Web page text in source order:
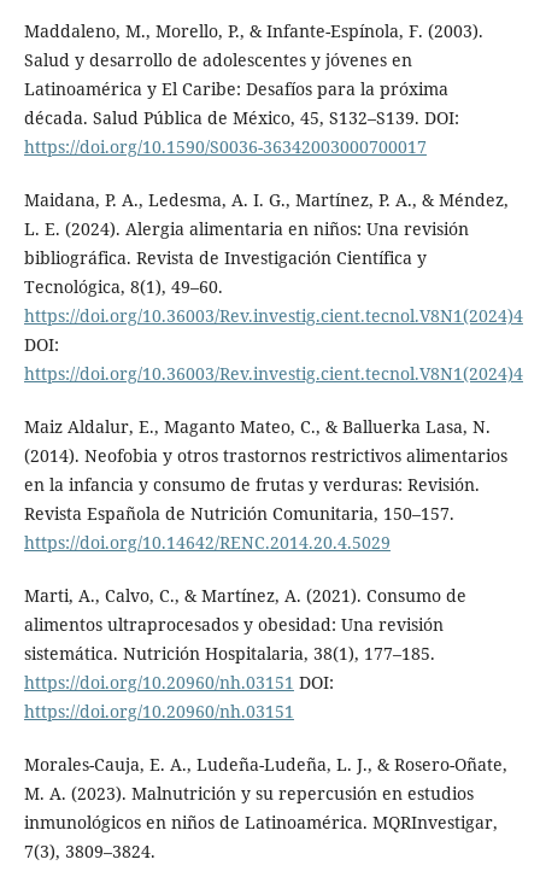
Maddaleno, M., Morello, P., & Infante-Espínola, F. (2003).
Salud y desarrollo de adolescentes y jóvenes en
Latinoamérica y El Caribe: Desafíos para la próxima
década. Salud Pública de México, 45, S132–S139. DOI:
https://doi.org/10.1590/S0036-36342003000700017
Maidana, P. A., Ledesma, A. I. G., Martínez, P. A., & Méndez,
L. E. (2024). Alergia alimentaria en niños: Una revisión
bibliográfica. Revista de Investigación Científica y
Tecnológica, 8(1), 49–60.
https://doi.org/10.36003/Rev.investig.cient.tecnol.V8N1(2024)4
DOI:
https://doi.org/10.36003/Rev.investig.cient.tecnol.V8N1(2024)4
Maiz Aldalur, E., Maganto Mateo, C., & Balluerka Lasa, N.
(2014). Neofobia y otros trastornos restrictivos alimentarios
en la infancia y consumo de frutas y verduras: Revisión.
Revista Española de Nutrición Comunitaria, 150–157.
https://doi.org/10.14642/RENC.2014.20.4.5029
Marti, A., Calvo, C., & Martínez, A. (2021). Consumo de
alimentos ultraprocesados y obesidad: Una revisión
sistemática. Nutrición Hospitalaria, 38(1), 177–185.
https://doi.org/10.20960/nh.03151 DOI:
https://doi.org/10.20960/nh.03151
Morales-Cauja, E. A., Ludeña-Ludeña, L. J., & Rosero-Oñate,
M. A. (2023). Malnutrición y su repercusión en estudios
inmunológicos en niños de Latinoamérica. MQRInvestigar,
7(3), 3809–3824.